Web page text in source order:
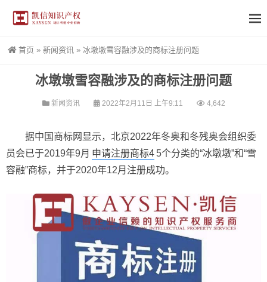
首页 » 新闻资讯 » 冰墩墩雪容融涉及的商标注册问题
冰墩墩雪容融涉及的商标注册问题
新闻资讯 2022年2月11日 上午9:11 4,642
据中国商标网显示，北京2022年冬奥和冬残奥会组织委
员会已于2019年9月 申请注册商标4 5个分类的“冰墩墩”和“雪
容融”商标，并于2020年12月注册成功。